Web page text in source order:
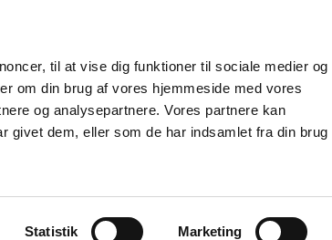
til at vise dig funktioner til sociale medier og
om din brug af vores hjemmeside med vores
og analysepartnere. Vores partnere kan
givet dem, eller som de har indsamlet fra din brug
Statistik Marketing